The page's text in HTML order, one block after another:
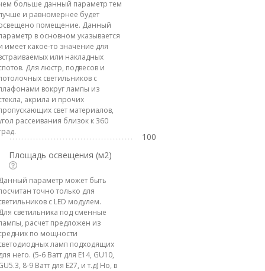
больше данный параметр тем
и равномернее будет
помещение. Данный
в основном указывается
имеет какое-то значение для
или накладных
Для люстр, подвесов и
светильников с
вокруг лампы из
акрила и прочих
свет материалов,
рассеивания близок к 360
100
Площадь освещения (м2)
параметр может быть
точно только для
с LED модулем.
светильника под сменные
расчет предложен из
по мощности
ламп подходящих
него. (5-6 Ватт для E14, GU10,
8-9 Ватт для E27, и т.д) Но, в